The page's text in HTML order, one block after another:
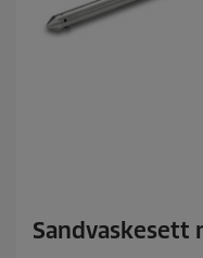
Sandvaskesett